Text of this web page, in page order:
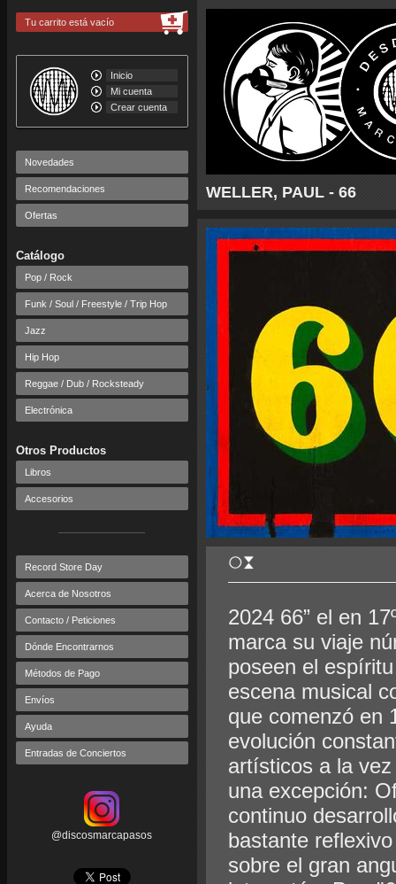
WELLER, PAUL - 66
Tu carrito está vacío
Inicio
Mi cuenta
Crear cuenta
Novedades
Recomendaciones
Ofertas
Catálogo
Pop / Rock
Funk / Soul / Freestyle / Trip Hop
Jazz
Hip Hop
Reggae / Dub / Rocksteady
Electrónica
Otros Productos
Libros
Accesorios
Record Store Day
Acerca de Nosotros
Contacto / Peticiones
Dónde Encontrarnos
Métodos de Pago
Envíos
Ayuda
Entradas de Conciertos
@discosmarcapasos
2024 66” el en
marca su viaje
poseen el
escena musical
que comenzó en
evolución
artísticos a la
una excepción:
continuo
bastante
sobre el gran